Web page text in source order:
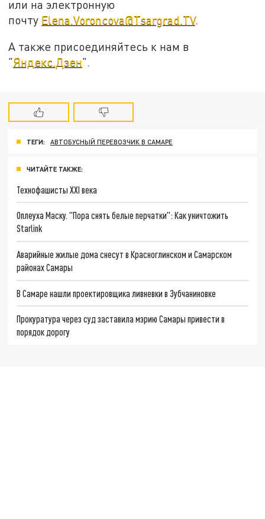
или на электронную
почту Elena.Voroncova@Tsargrad.TV.
А также присоединяйтесь к нам в
"Яндекс.Дзен".
ТЕГИ: АВТОБУСНЫЙ ПЕРЕВОЗЧИК В САМАРЕ
ЧИТАЙТЕ ТАКЖЕ:
Технофашисты XXI века
Оплеуха Маску. "Пора снять белые перчатки": Как уничтожить
Starlink
Аварийные жилые дома снесут в Красноглинском и Самарском
районах Самары
В Самаре нашли проектировщика ливневки в Зубчаниновке
Прокуратура через суд заставила мэрию Самары привести в
порядок дорогу